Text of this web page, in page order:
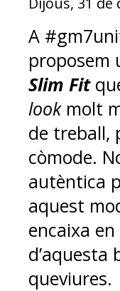
A
proposem
Slim Fit
look molt
de treball,
còmode.
autèntica
aquest
encaixa en
d’aquesta
queviures.